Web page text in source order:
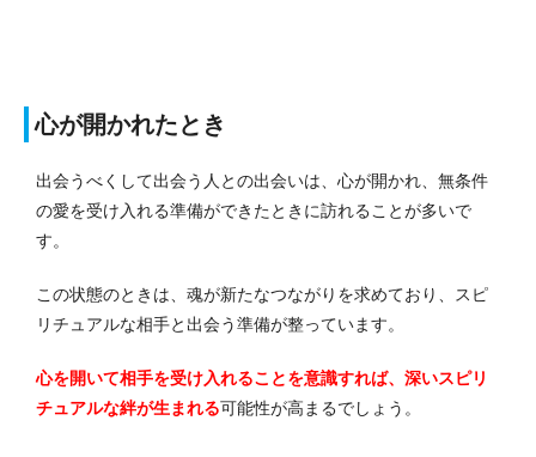
心が開かれたとき
出会うべくして出会う人との出会いは、心が開かれ、無条件
の愛を受け入れる準備ができたときに訪れることが多いで
す。
この状態のときは、魂が新たなつながりを求めており、スピ
リチュアルな相手と出会う準備が整っています。
心を開いて相手を受け入れることを意識すれば、深いスピリ
チュアルな絆が生まれる可能性が高まるでしょう。